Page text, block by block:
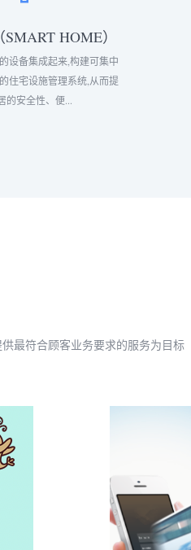
HOME）
设备集成起来,构建可集中
住宅设施管理系统,从而提
的安全性、便...
最符合顾客业务要求的服务为目标